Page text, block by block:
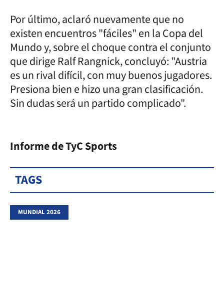
Por último, aclaró nuevamente que no
existen encuentros "fáciles" en la Copa del
Mundo y, sobre el choque contra el conjunto
que dirige Ralf Rangnick, concluyó: "Austria
es un rival difícil, con muy buenos jugadores.
Presiona bien e hizo una gran clasificación.
Sin dudas será un partido complicado".
Informe de TyC Sports
TAGS
MUNDIAL 2026